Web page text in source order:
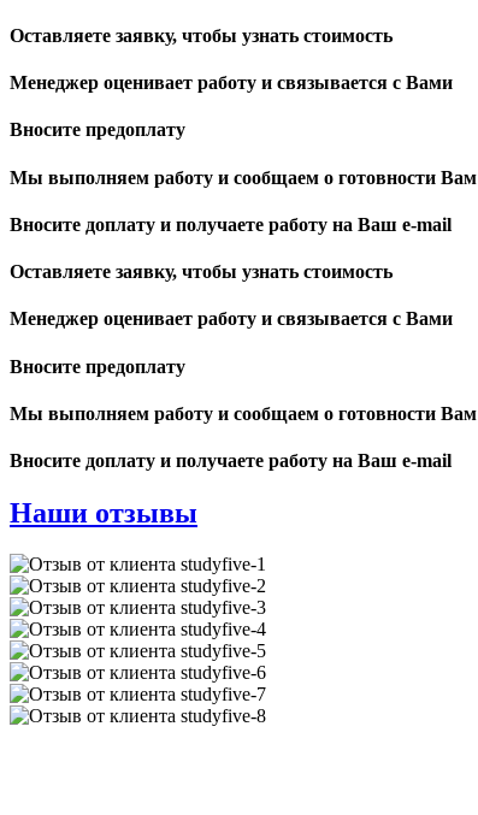
Оставляете заявку, чтобы узнать стоимость
Менеджер оценивает работу и связывается с Вами
Вносите предоплату
Мы выполняем работу и сообщаем о готовности Вам
Вносите доплату и получаете работу на Ваш e-mail
Оставляете заявку, чтобы узнать стоимость
Менеджер оценивает работу и связывается с Вами
Вносите предоплату
Мы выполняем работу и сообщаем о готовности Вам
Вносите доплату и получаете работу на Ваш e-mail
Наши отзывы